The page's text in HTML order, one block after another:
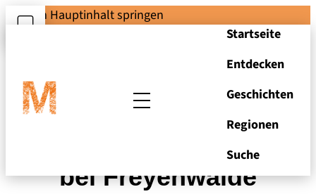
Zum Hauptinhalt springen
Startseite
Entdecken
Geschichten
Regionen
Suche
Der Gesundbrunnen
bei Freyenwalde